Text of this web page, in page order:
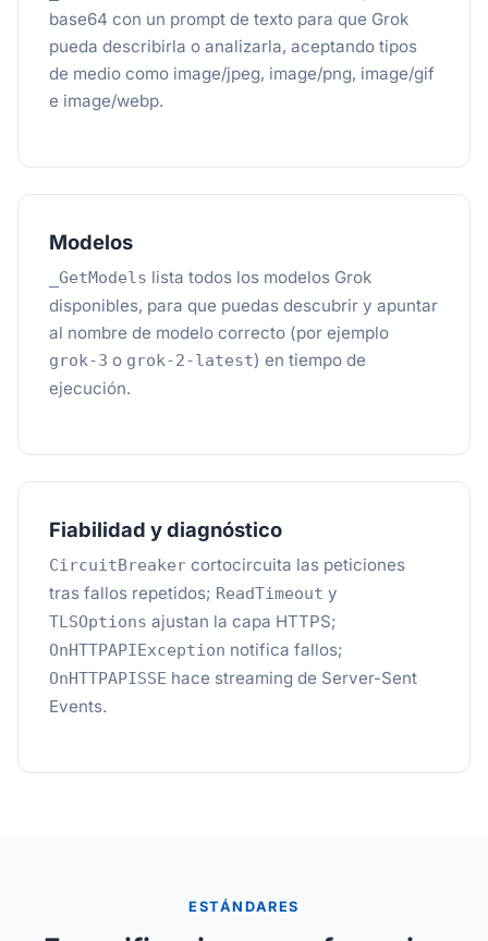
base64 con un prompt de texto para que Grok
pueda describirla o analizarla, aceptando tipos
de medio como image/jpeg, image/png, image/gif
e image/webp.
Modelos
_GetModels lista todos los modelos Grok
disponibles, para que puedas descubrir y apuntar
al nombre de modelo correcto (por ejemplo
grok-3 o grok-2-latest) en tiempo de
ejecución.
Fiabilidad y diagnóstico
CircuitBreaker cortocircuita las peticiones
tras fallos repetidos; ReadTimeout y
TLSOptions ajustan la capa HTTPS;
OnHTTPAPIException notifica fallos;
OnHTTPAPISSE hace streaming de Server-Sent
Events.
ESTÁNDARES